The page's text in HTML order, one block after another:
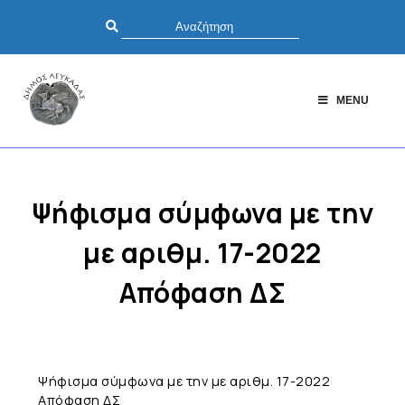
MENU
Ψήφισμα σύμφωνα με την
με αριθμ. 17-2022
Απόφαση ΔΣ
Ψήφισμα σύμφωνα με την με αριθμ. 17-2022
Απόφαση ΔΣ